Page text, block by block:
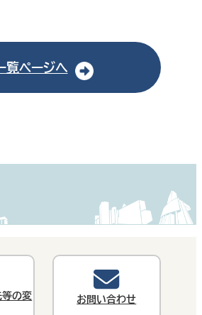
覧ページへ
等の変
お問い合わせ